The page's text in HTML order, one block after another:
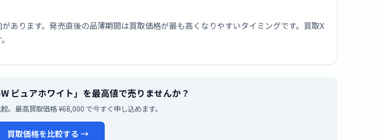
あります。発売直後の品薄期間は買取価格が最も高くなりやすいタイミングです。買取X
ピュアホワイト」を最高値で売りませんか？
。最高買取価格 ¥68,000 で今すぐ申し込めます。
買取価格を比較する →